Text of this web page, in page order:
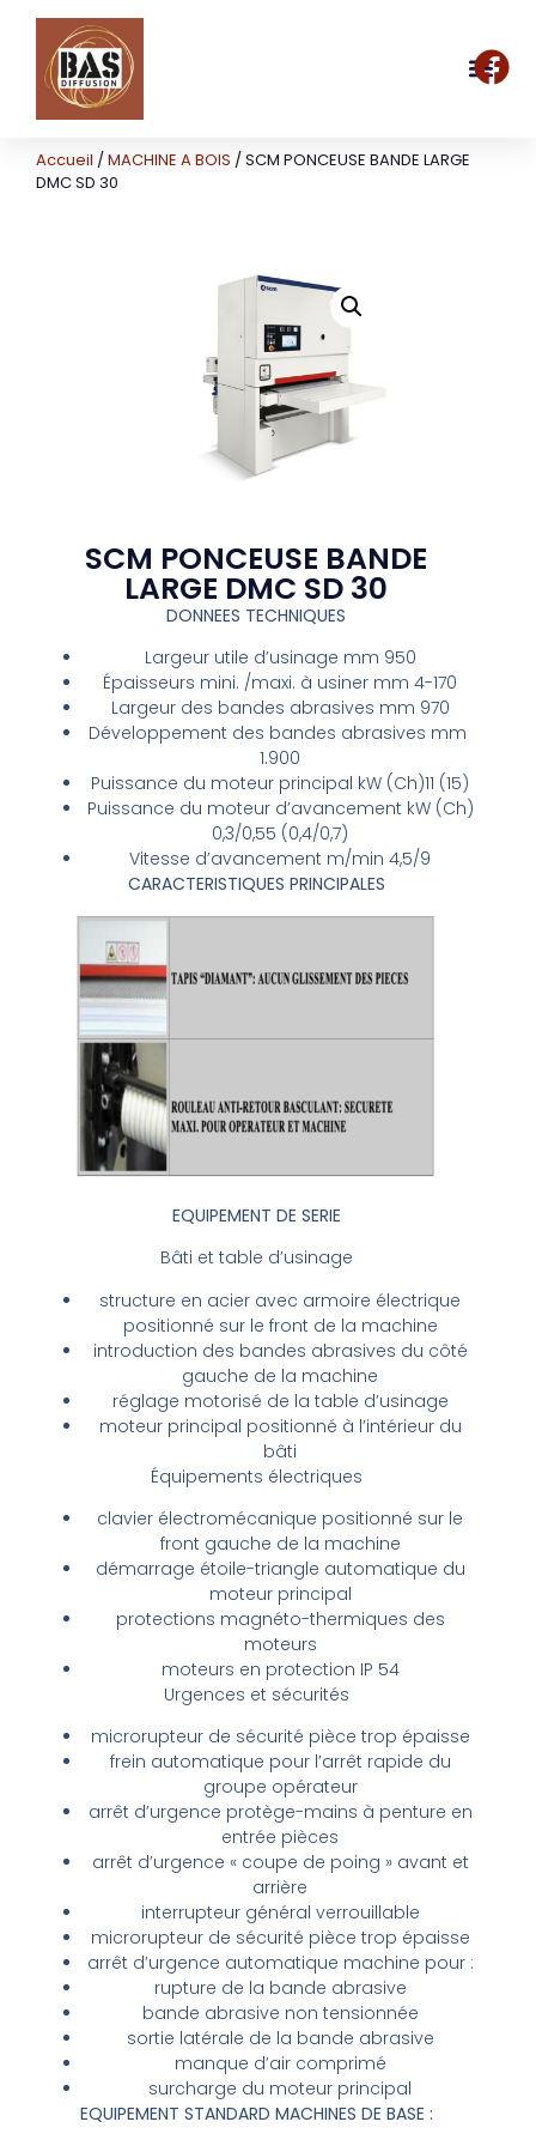
Accueil /MACHINE A BOIS / SCM PONCEUSE BANDE LARGE
DMC SD 30
SCM PONCEUSE BANDE
LARGE DMC SD 30
DONNEES TECHNIQUES
Largeur utile d’usinage mm 950
Épaisseurs mini. /maxi. à usiner​ mm4-170
Largeur des bandes abrasives​ mm 970
Développement des bandes abrasives​ mm
1.900
Puissance du moteur principal​ kW (Ch)11 (15)
Puissance du moteur d’avancement ​ kW (Ch)
0,3/0,55 (0,4/0,7)
Vitesse d’avancement​ m/min ​4,5/9
CARACTERISTIQUES PRINCIPALES
EQUIPEMENT DE SERIE
Bâti et table d’usinage
structure en acier avec armoire électrique
positionné sur le front de la machine
introduction des bandes abrasives du côté
gauche de la machine
réglage motorisé de la table d’usinage
moteur principal positionné à l’intérieur du
bâti
Équipements électriques
clavier électromécanique positionné sur le
front gauche de la machine
démarrage étoile-triangle automatique du
moteur principal
protections magnéto-thermiques des
moteurs
moteurs en protection IP 54
Urgences et sécurités
microrupteurde sécurité pièce trop épaisse
frein automatique pour l’arrêt rapide du
groupe opérateur
arrêt d’urgence protège-mains à penture en
entrée pièces
arrêt d’urgence « coupe de poing » avant et
arrière
interrupteur général verrouillable
microrupteurde sécurité pièce trop épaisse
arrêt d’urgence automatique machine pour :
rupture de la bande abrasive
bande abrasive non tensionnée
sortie latérale de la bande abrasive
manque d’air comprimé
surcharge du moteur principal
EQUIPEMENT STANDARD MACHINES DE BASE :